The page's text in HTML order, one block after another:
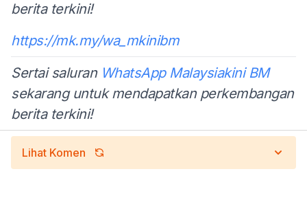
berita terkini!
https://mk.my/wa_mkinibm
Sertai saluran WhatsApp Malaysiakini BM
sekarang untuk mendapatkan perkembangan
berita terkini!
Lihat Komen